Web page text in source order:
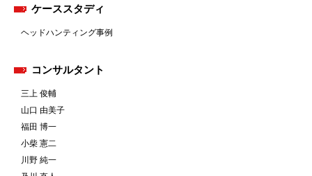
ケーススタディ
ヘッドハンティング事例
コンサルタント
三上 俊輔
山口 由美子
福田 博一
小柴 憲二
川野 純一